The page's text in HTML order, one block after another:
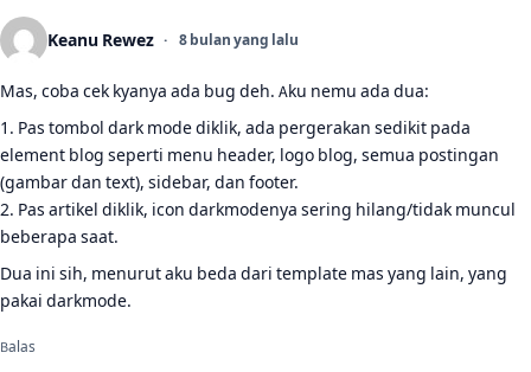
Keanu Rewez 8 bulan yang lalu
Mas, coba cek kyanya ada bug deh. Aku nemu ada dua:
1. Pas tombol dark mode diklik, ada pergerakan sedikit pada
element blog seperti menu header, logo blog, semua postingan
(gambar dan text), sidebar, dan footer.
2. Pas artikel diklik, icon darkmodenya sering hilang/tidak muncul
beberapa saat.
Dua ini sih, menurut aku beda dari template mas yang lain, yang
pakai darkmode.
Balas